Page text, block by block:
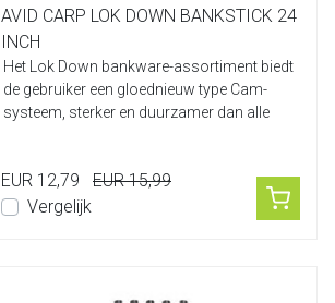
AVID CARP LOK DOWN BANKSTICK 24
INCH
Het Lok Down bankware-assortiment biedt
de gebruiker een gloednieuw type Cam-
systeem, sterker en duurzamer dan alle
EUR 12,79
EUR 15,99
Vergelijk